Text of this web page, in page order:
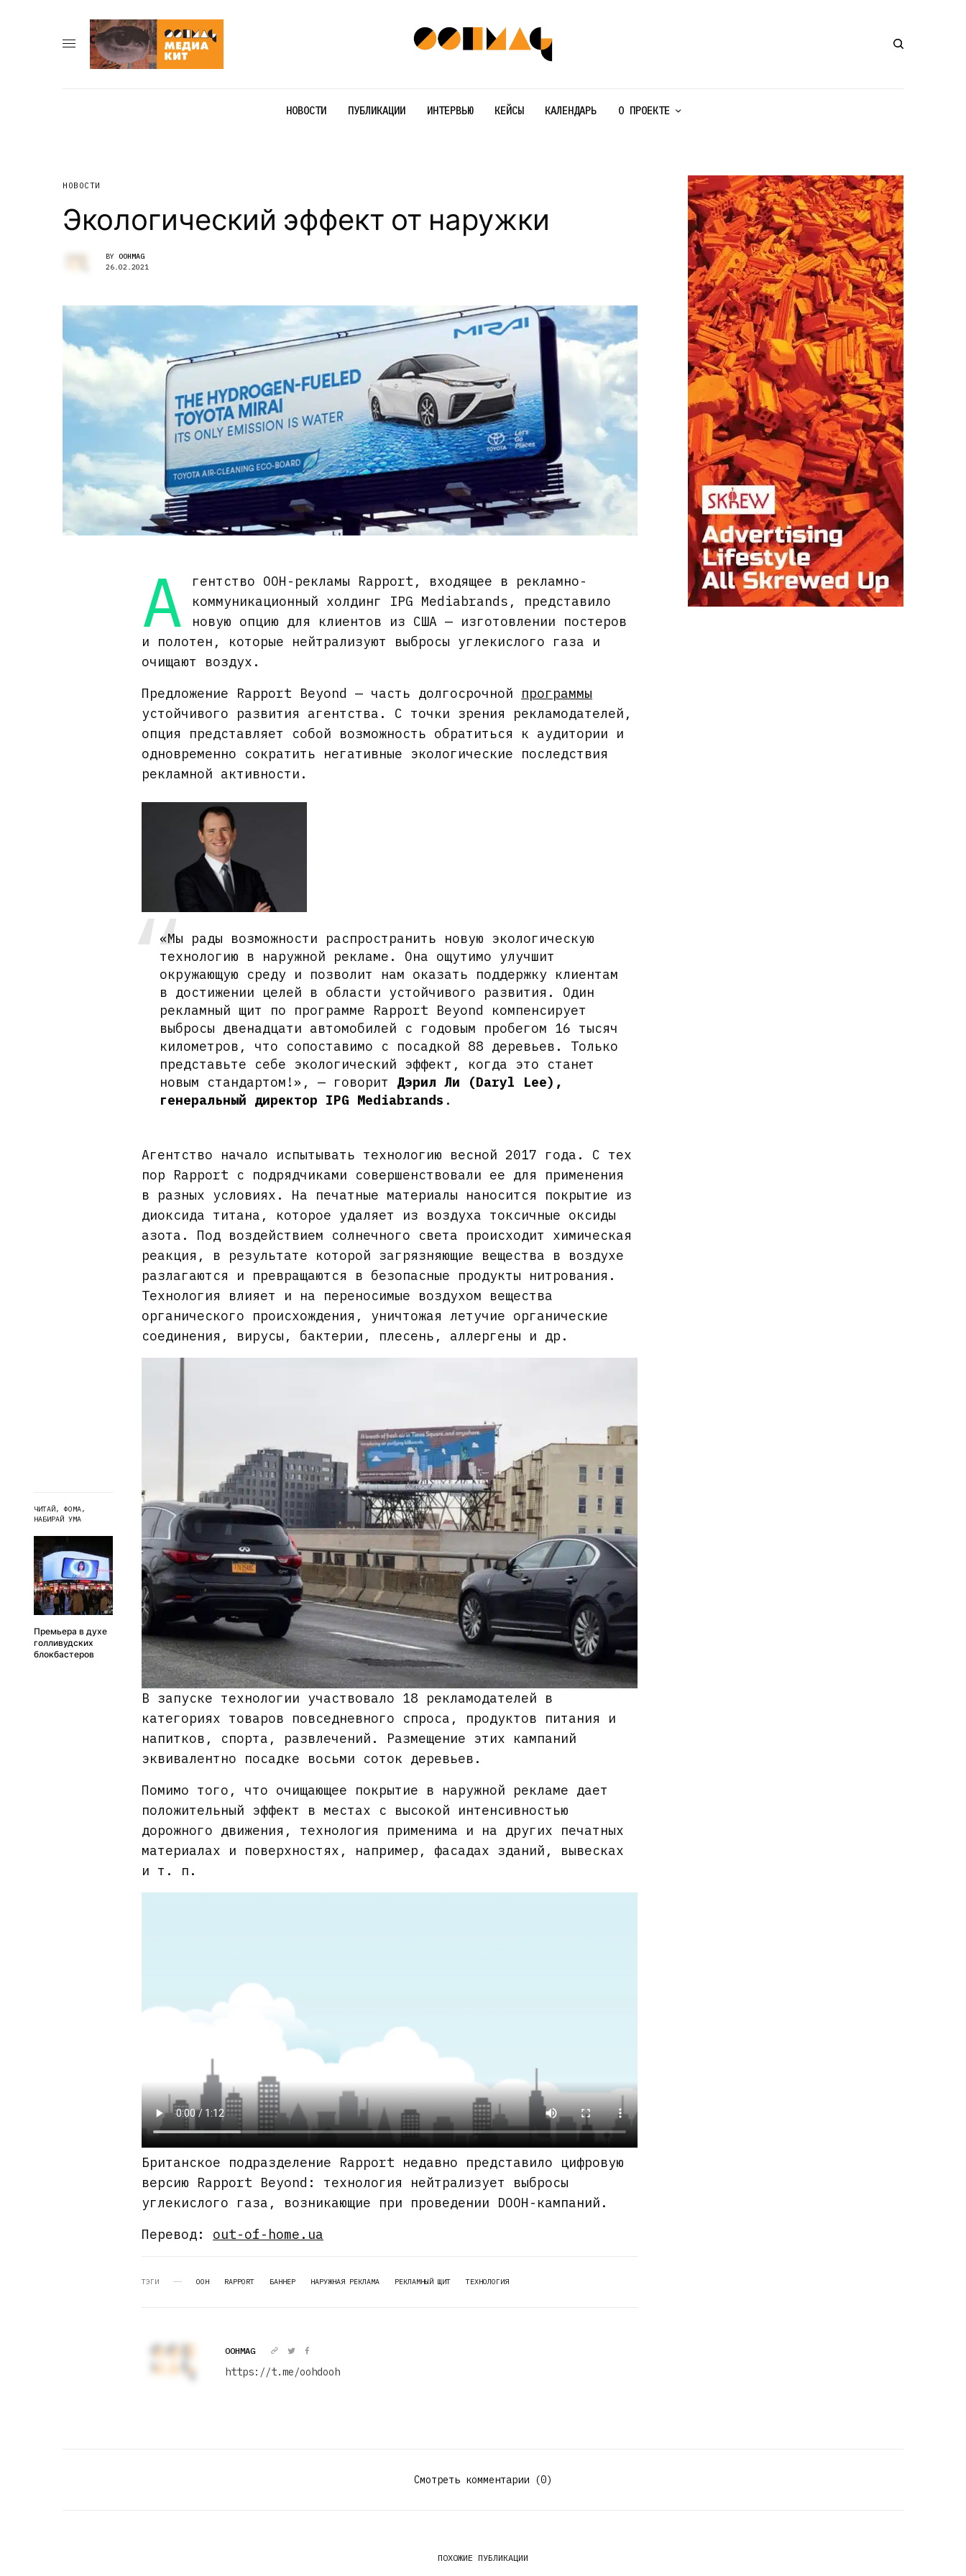
НОВОСТИ ПУБЛИКАЦИИ ИНТЕРВЬЮ КЕЙСЫ КАЛЕНДАРЬ О ПРОЕКТЕ
НОВОСТИ
Экологический эффект от наружки
BY OOHMAG
26.02.2021
ЧИТАЙ, ФОМА,
НАБИРАЙ УМА
Премьера в духе
голливудских
блокбастеров
А
гентство OOH-рекламы Rapport, входящее в рекламно-
коммуникационный холдинг IPG Mediabrands, представило
новую опцию для клиентов из США — изготовлении постеров
и полотен, которые нейтрализуют выбросы углекислого газа и
очищают воздух.
Предложение Rapport Beyond — часть долгосрочной программы
устойчивого развития агентства. С точки зрения рекламодателей,
опция представляет собой возможность обратиться к аудитории и
одновременно сократить негативные экологические последствия
рекламной активности.
«Мы рады возможности распространить новую экологическую
технологию в наружной рекламе. Она ощутимо улучшит
окружающую среду и позволит нам оказать поддержку клиентам
в достижении целей в области устойчивого развития. Один
рекламный щит по программе Rapport Beyond компенсирует
выбросы двенадцати автомобилей с годовым пробегом 16 тысяч
километров, что сопоставимо с посадкой 88 деревьев. Только
представьте себе экологический эффект, когда это станет
новым стандартом!», — говорит Дэрил Ли (Daryl Lee),
генеральный директор IPG Mediabrands .
Агентство начало испытывать технологию весной 2017 года. С тех
пор Rapport с подрядчиками совершенствовали ее для применения
в разных условиях. На печатные материалы наносится покрытие из
диоксида титана, которое удаляет из воздуха токсичные оксиды
азота. Под воздействием солнечного света происходит химическая
реакция, в результате которой загрязняющие вещества в воздухе
разлагаются и превращаются в безопасные продукты нитрования.
Технология влияет и на переносимые воздухом вещества
органического происхождения, уничтожая летучие органические
соединения, вирусы, бактерии, плесень, аллергены и др.
В запуске технологии участвовало 18 рекламодателей в
категориях товаров повседневного спроса, продуктов питания и
напитков, спорта, развлечений. Размещение этих кампаний
эквивалентно посадке восьми соток деревьев.
Помимо того, что очищающее покрытие в наружной рекламе дает
положительный эффект в местах с высокой интенсивностью
дорожного движения, технология применима и на других печатных
материалах и поверхностях, например, фасадах зданий, вывесках
и т. п.
Британское подразделение Rapport недавно представило цифровую
версию Rapport Beyond: технология нейтрализует выбросы
углекислого газа, возникающие при проведении DOOH-кампаний.
Перевод: out-of-home.ua
ТЭГИ OOH RAPPORT БАННЕР НАРУЖНАЯ РЕКЛАМА РЕКЛАМНЫЙ ЩИТ ТЕХНОЛОГИЯ
OOHMAG
https://t.me/oohdooh
Смотреть комментарии (0)
ПОХОЖИЕ ПУБЛИКАЦИИ